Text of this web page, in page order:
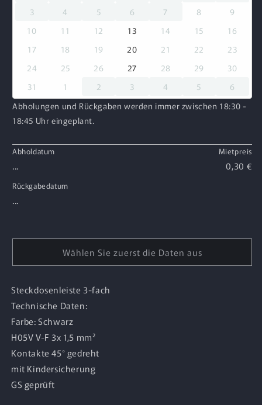
3
4 5 6 7 8
9
10
11 12 13 14 15
16
17
18 19 20 21 22
23
24
25 26 27 28 29
30
31
1 2 3 4 5
6
Abholungen und Rückgaben werden immer zwischen 18:30 -
18:45 Uhr eingeplant.
Abholdatum
...
Rückgabedatum
...
Mietpreis
0,30 €
Wählen Sie zuerst die Daten aus
Steckdosenleiste 3-fach
Technische Daten:
Farbe: Schwarz
H05V V-F 3x 1,5 mm²
Kontakte 45° gedreht
mit Kindersicherung
GS geprüft